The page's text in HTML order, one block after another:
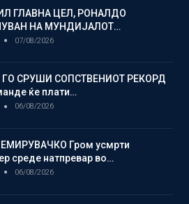
ГЛАВНА ЦЕЛ, РОНАЛДО
НА МУНДИЈАЛОТ…
07/08/2026
ГО СРУШИ СОПСТВЕНИОТ РЕКОРД
ќе плати…
06/08/2026
Гром усмрти
среде натпревар во…
06/08/2026